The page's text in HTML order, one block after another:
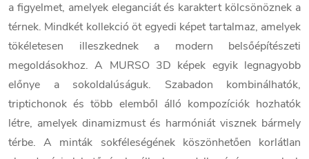
a figyelmet, amelyek eleganciát és karaktert kölcsönöznek a
térnek. Mindkét kollekció öt egyedi képet tartalmaz, amelyek
tökéletesen illeszkednek a modern belsőépítészeti
megoldásokhoz. A MURSO 3D képek egyik legnagyobb
előnye a sokoldalúságuk. Szabadon kombinálhatók,
triptichonok és több elemből álló kompozíciók hozhatók
létre, amelyek dinamizmust és harmóniát visznek bármely
térbe. A minták sokféleségének köszönhetően korlátlan